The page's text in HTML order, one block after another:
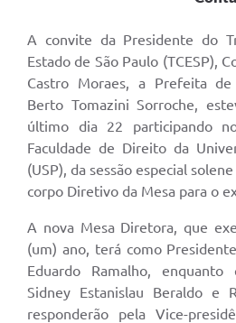
A convite da Presidente do
Estado de São Paulo (TCESP),
Castro Moraes, a Prefeita
Berto Tomazini Sorroche,
último dia 22 participando
Faculdade de Direito da
(USP), da sessão especial
corpo Diretivo da Mesa para o
A nova Mesa Diretora, que
(um) ano, terá como
Eduardo Ramalho, enquanto
Sidney Estanislau Beraldo e
responderão pela Vice-